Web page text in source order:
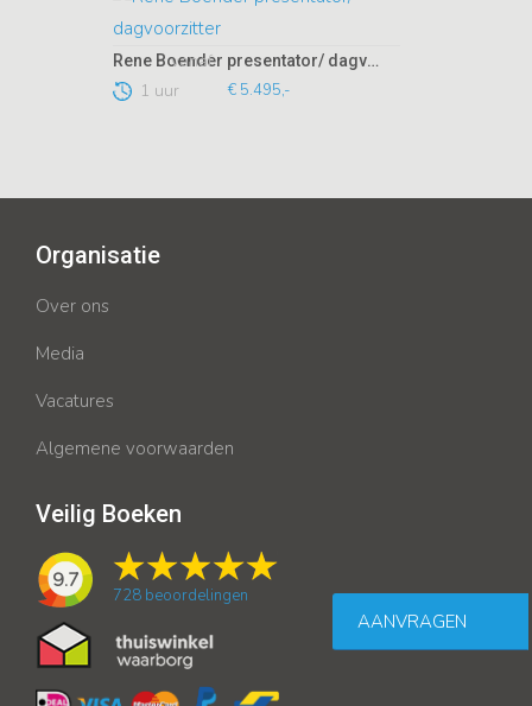
Rene Boender presentator/ dagvoorzitter
1 uur
vanaf
€ 5.495,-
AANVRAGEN
Organisatie
Over ons
Media
Vacatures
Algemene voorwaarden
Veilig Boeken
9.7
728 beoordelingen